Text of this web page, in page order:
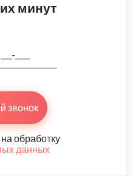
минут
звонок
обработку
данных